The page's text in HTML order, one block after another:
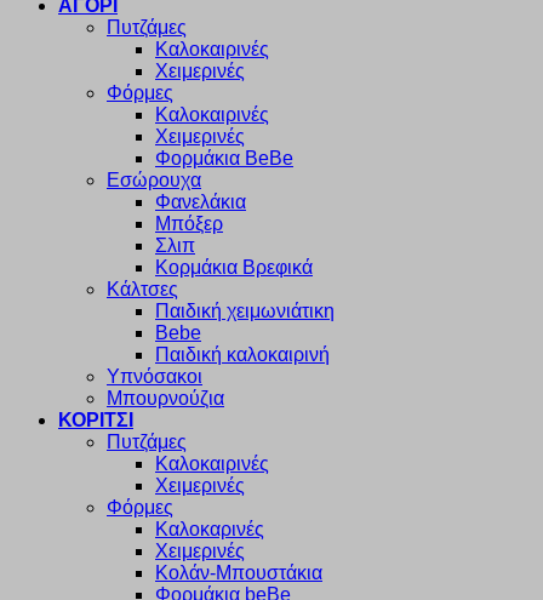
ΑΓΟΡΙ
Πυτζάμες
Καλοκαιρινές
Χειμερινές
Φόρμες
Καλοκαιρινές
Χειμερινές
Φορμάκια BeBe
Εσώρουχα
Φανελάκια
Μπόξερ
Σλιπ
Κορμάκια Βρεφικά
Κάλτσες
Παιδική χειμωνιάτικη
Bebe
Παιδική καλοκαιρινή
Υπνόσακοι
Μπουρνούζια
ΚΟΡΙΤΣΙ
Πυτζάμες
Καλοκαιρινές
Χειμερινές
Φόρμες
Καλοκαρινές
Χειμερινές
Κολάν-Μπουστάκια
Φορμάκια beBe